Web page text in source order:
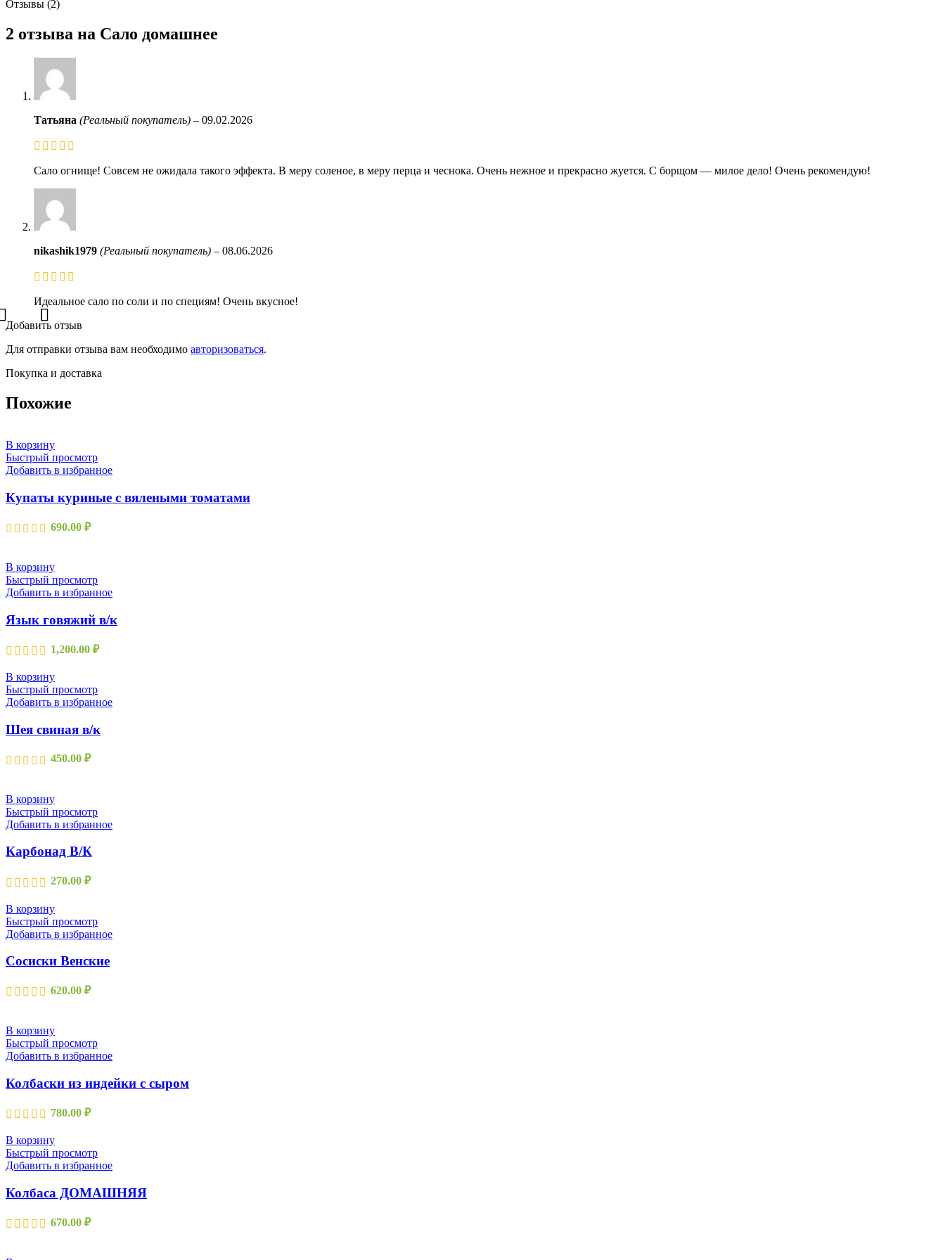
Отзывы (2)
2 отзыва на Сало домашнее
Татьяна (Реальный покупатель) – 09.02.2026
Сало огнище! Совсем не ожидала такого эффекта. В меру соленое, в меру перца и чеснока. Очень нежное и прекрасно жуется. С борщом — милое дело! Очень рекомендую!
nikashik1979 (Реальный покупатель) – 08.06.2026
Идеальное сало по соли и по специям! Очень вкусное!
Добавить отзыв
Для отправки отзыва вам необходимо авторизоваться.
Покупка и доставка
Похожие
В корзину
Быстрый просмотр
Добавить в избранное
Купаты куриные с вялеными томатами
690.00 ₽
В корзину
Быстрый просмотр
Добавить в избранное
Язык говяжий в/к
1,200.00 ₽
В корзину
Быстрый просмотр
Добавить в избранное
Шея свиная в/к
450.00 ₽
В корзину
Быстрый просмотр
Добавить в избранное
Карбонад В/К
270.00 ₽
В корзину
Быстрый просмотр
Добавить в избранное
Сосиски Венские
620.00 ₽
В корзину
Быстрый просмотр
Добавить в избранное
Колбаски из индейки с сыром
780.00 ₽
В корзину
Быстрый просмотр
Добавить в избранное
Колбаса ДОМАШНЯЯ
670.00 ₽